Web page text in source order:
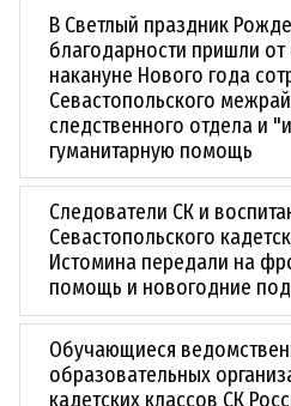
В Светлый праздник
благодарности пришли
накануне Нового года
Севастопольского
следственного отдела и
гуманитарную помощь
Следователи СК и
Севастопольского
Истомина передали на
помощь и новогодние
Обучающиеся
образовательных